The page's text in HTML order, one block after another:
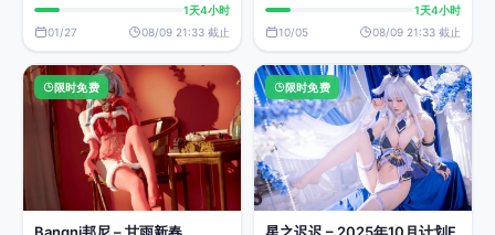
1天4小时
01/27
08/09 21:33 截止
1天4小时
10/05
08/09 21:33 截止
限时免费
Bangni邦尼 – 甘雨新春
限时免费
星之迟迟 – 2025年10月计划F